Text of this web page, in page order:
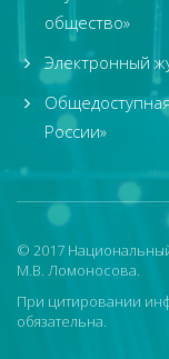
общество»
Электронный
России»
© 2017
М.В. Ломоносова.
При цитировании
обязательна.